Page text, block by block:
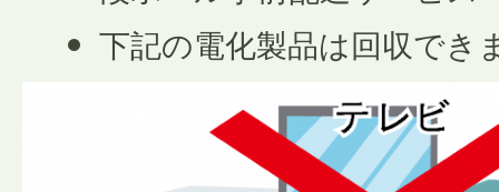
下記の電化製品は回収でき